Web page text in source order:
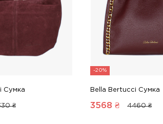
Сумка
₴
-20%
Bella Bertucci Сумка
3568 ₴ 4460 ₴